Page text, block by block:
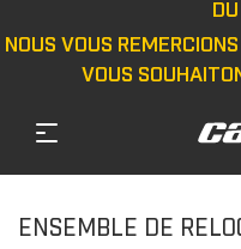
NOUS VOUS
VOUS
ENSEMBLE DE